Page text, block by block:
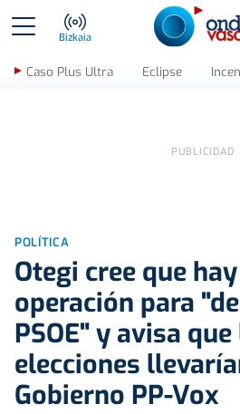
Bizkaia
Caso Plus Ultra Eclipse
POLÍTICA
Otegi cree que
operación para
PSOE" y avisa
elecciones
Gobierno PP-Vox